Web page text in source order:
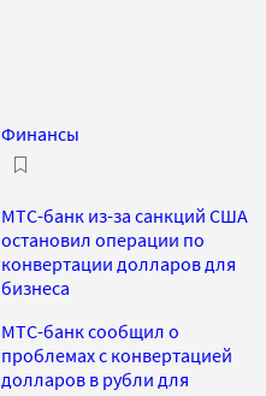
Финансы
МТС-банк из-за санкций США
остановил операции по
конвертации долларов для
бизнеса
МТС-банк сообщил о
проблемах с конвертацией
долларов в рубли для